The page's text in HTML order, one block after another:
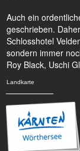
Auch ein
geschrieben.
Schlosshotel
sondern immer
Roy Black, Uschi
Landkarte